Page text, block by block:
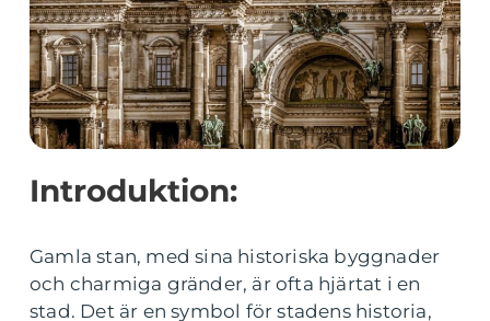
Introduktion:
Gamla stan, med sina historiska byggnader
och charmiga gränder, är ofta hjärtat i en
stad. Det är en symbol för stadens historia,